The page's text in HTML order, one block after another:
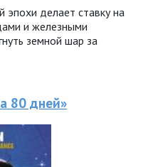
эпохи делает ставку на
и железными
земной шар за
80 дней»